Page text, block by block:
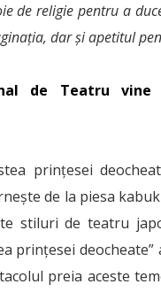
de religie pentru a
dar și apetitul
de Teatru vine
prințesei
de la piesa
stiluri de teatru
prințesei
preia aceste